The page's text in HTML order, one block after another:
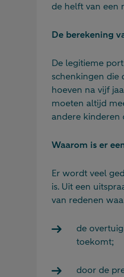
de helft van een
De berekening
De legitieme
schenkingen die
hoeven na vijf
moeten altijd
andere kinderen
Waarom is er
Er wordt veel
is. Uit een
van redenen
de
toekomt;
door de